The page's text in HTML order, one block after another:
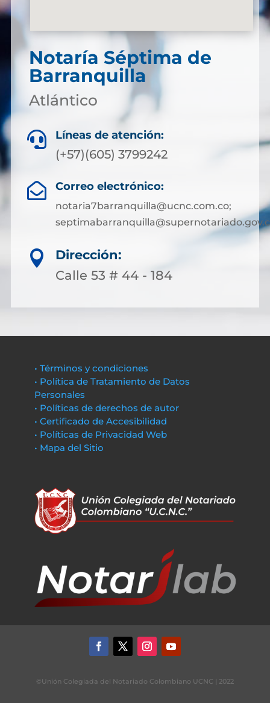
Notaría Séptima de
Barranquilla
Atlántico
 Líneas de atención:
(+57)(605) 3799242
 Correo electrónico:
notaria7barranquilla@ucnc.com.co;

Dirección:
Calle 53 # 44 - 184
• Términos y condiciones
• Política de Tratamiento de Datos
Personales
• Políticas de derechos de autor
• Certificado de Accesibilidad
• Políticas de Privacidad Web
• Mapa del Sitio
©Unión Colegiada del Notariado Colombiano UCNC | 2022